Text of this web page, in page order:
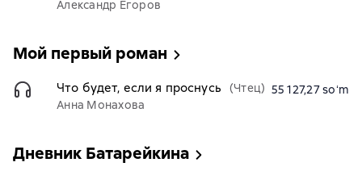
Александр Егоров
Мой первый роман
Что будет, если я проснусь
(Чтец)
Анна Монахова
55 127,27 soʻm
Дневник Батарейкина